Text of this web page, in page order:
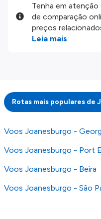
Tenha em
de comparação
preços
produtos
integridade ou pela
publicada, por
as condições no
fazer uma reserva.
os nossos
Leia mais
Rotas mais populares de
Voos Joanesburgo -
Voos Joanesburgo - Port
Voos Joanesburgo - Beira
Voos Joanesburgo - São